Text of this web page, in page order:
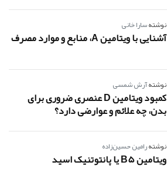
نوشتهسارا خانی
آشنایی با ویتامین A، منابع و موارد مصرف
نوشتهآرش شمسی
کمبود ویتامین D عنصری ضروری برای
بدن، چه علائم و عوارضی دارد؟
نوشتهرامین حسین‌زاده
ویتامین B5 یا پانتوتنیک اسید